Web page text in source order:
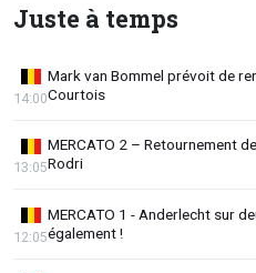
Juste à temps
Mark van Bommel prévoit de
Courtois
14:00
MERCATO 2 – Retournement
Rodri
13:05
MERCATO 1 - Anderlecht sur
également !
12:05